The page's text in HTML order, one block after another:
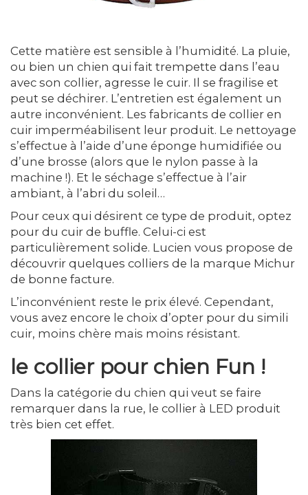
Cette matière est sensible à l’humidité. La pluie,
ou bien un chien qui fait trempette dans l’eau
avec son collier, agresse le cuir. Il se fragilise et
peut se déchirer. L’entretien est également un
autre inconvénient. Les fabricants de collier en
cuir imperméabilisent leur produit. Le nettoyage
s’effectue à l’aide d’une éponge humidifiée ou
d’une brosse (alors que le nylon passe à la
machine !). Et le séchage s’effectue à l’air
ambiant, à l’abri du soleil…
Pour ceux qui désirent ce type de produit, optez
pour du cuir de buffle. Celui-ci est
particulièrement solide. Lucien vous propose de
découvrir quelques colliers de la marque Michur
de bonne facture.
L’inconvénient reste le prix élevé. Cependant,
vous avez encore le choix d’opter pour du simili
cuir, moins chère mais moins résistant.
le collier pour chien Fun !
Dans la catégorie du chien qui veut se faire
remarquer dans la rue, le collier à LED produit
très bien cet effet.